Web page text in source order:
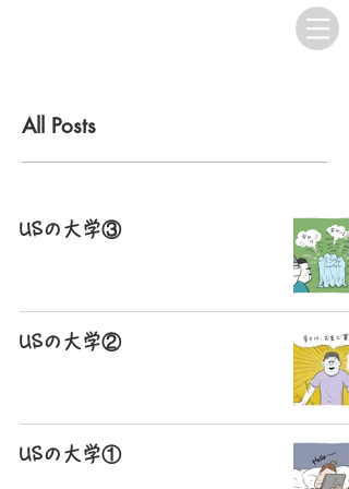
All Posts
USの大学③
USの大学②
USの大学①